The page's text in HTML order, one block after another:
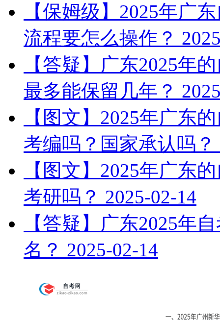
【保姆级】2025年广
流程要怎么操作？
【答疑】广东2025年
最多能保留几年？
【图文】2025年广东
考编吗？国家承认吗？
【图文】2025年广东
考研吗？ 2025-02-14
【答疑】广东2025年
名？ 2025-02-14